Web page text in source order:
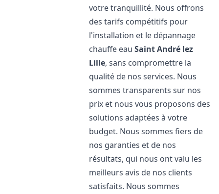
votre tranquillité. Nous offrons
des tarifs compétitifs pour
l'installation et le dépannage
chauffe eauSaint André lez
Lille, sans compromettre la
qualité de nos services. Nous
sommes transparents sur nos
prix et nous vous proposons des
solutions adaptées à votre
budget. Nous sommes fiers de
nos garanties et de nos
résultats, qui nous ont valu les
meilleurs avis de nos clients
satisfaits. Nous sommes